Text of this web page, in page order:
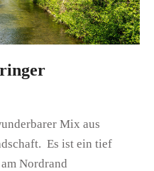
Mix aus
Es ist ein tief
Nordrand